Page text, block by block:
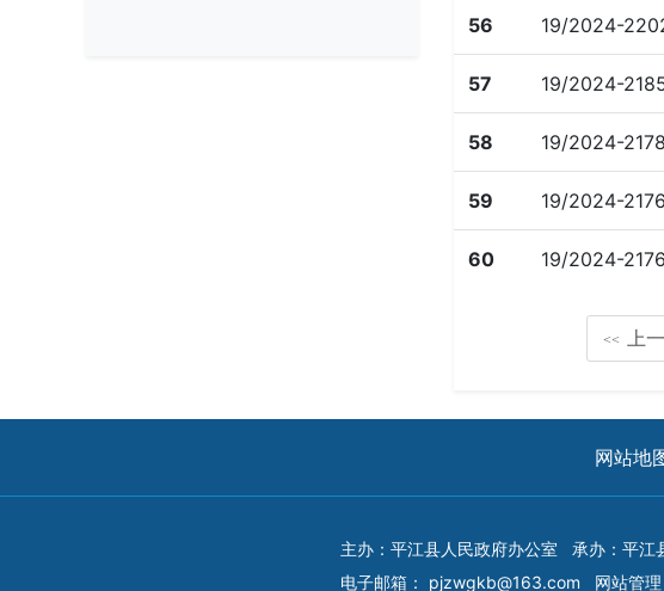
56 19/2024-
57 19/2024-
58 19/2024-
59 19/2024-
60 19/2024-
<< 上
网站地
主办：平江县人民政府办公室 承办：平江
电子邮箱： pjzwgkb@163.com 网站管